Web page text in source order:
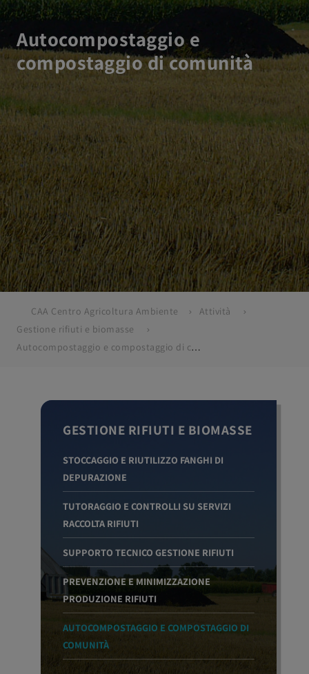
Autocompostaggio e
compostaggio di comunità
CAA Centro Agricoltura Ambiente
Attività
Gestione rifiuti e biomasse
Autocompostaggio e compostaggio di comunità
GESTIONE RIFIUTI E BIOMASSE
STOCCAGGIO E RIUTILIZZO FANGHI DI
DEPURAZIONE
TUTORAGGIO E CONTROLLI SU SERVIZI
RACCOLTA RIFIUTI
SUPPORTO TECNICO GESTIONE RIFIUTI
PREVENZIONE E MINIMIZZAZIONE
PRODUZIONE RIFIUTI
AUTOCOMPOSTAGGIO E COMPOSTAGGIO DI
COMUNITÀ